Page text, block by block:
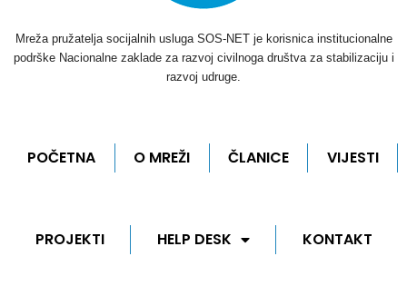
Mreža pružatelja socijalnih usluga SOS-NET je korisnica institucionalne
podrške Nacionalne zaklade za razvoj civilnoga društva za stabilizaciju i
razvoj udruge.
POČETNA O MREŽI ČLANICE VIJESTI
PROJEKTI HELP DESK KONTAKT